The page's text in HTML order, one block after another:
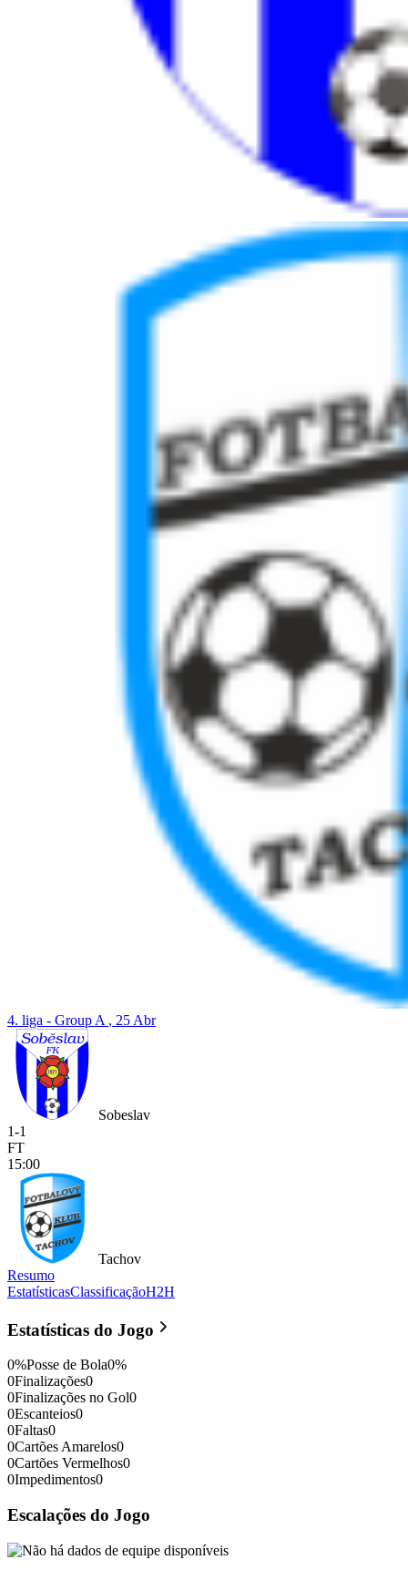
4. liga - Group A , 25 Abr
Sobeslav
1-1
FT
15:00
Tachov
Resumo
EstatísticasClassificaçãoH2H
Sobeslav vs Tachov
Estatísticas do Jogo
0%Posse de Bola0%
0Finalizações0
0Finalizações no Gol0
0Escanteios0
0Faltas0
0Cartões Amarelos0
0Cartões Vermelhos0
0Impedimentos0
Escalações do Jogo